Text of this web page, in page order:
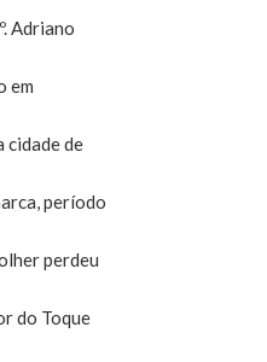
Adriano
em
cidade de
período
perdeu
do Toque